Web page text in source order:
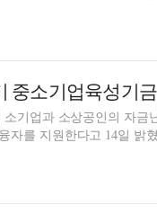
중소기업육성기
기업과 소상공인의 자금
고 14일 밝혔다. 구는 25년도 융자지원